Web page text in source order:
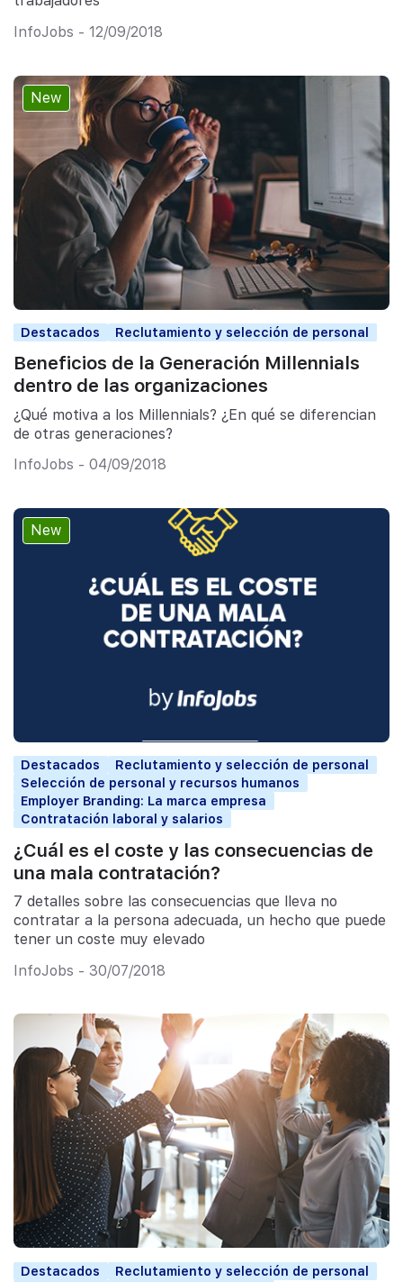
InfoJobs - 12/09/2018
New
Destacados Reclutamiento y selección de personal
Beneficios de la Generación Millennials
dentro de las organizaciones
¿Qué motiva a los Millennials? ¿En qué se diferencian
de otras generaciones?
InfoJobs - 04/09/2018
New
Destacados
Reclutamiento y selección de personal
Selección de personal y recursos humanos
Employer Branding: La marca empresa
Contratación laboral y salarios
¿Cuál es el coste y las consecuencias de
una mala contratación?
7 detalles sobre las consecuencias que lleva no
contratar a la persona adecuada, un hecho que puede
tener un coste muy elevado
InfoJobs - 30/07/2018
Destacados
Reclutamiento y selección de personal